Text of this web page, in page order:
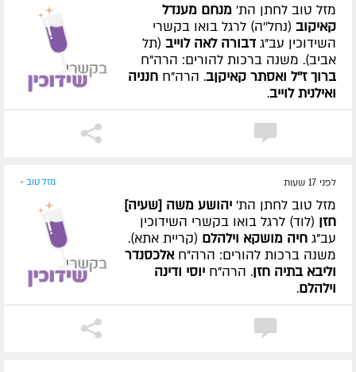
מזל טוב לחתן הת' מנחם מענדל
קאיקוב (נחל''ה) לרגל בואו בקשרי
השידוכין עב"ג דבורה לאה לוייב (תל
אביב). משנה ברכות להורים: הרה"ח
ברוך ז''ל ואסתר קאיקןב. הרה"ח חנניה
ואילנית לוייב.
לפני 17 שעות מזל טוב »
מזל טוב לחתן הת' יהושע משה [שעיה]
חזן (לוד) לרגל בואו בקשרי השידוכין
עב"ג חיה מושקא וילהלם (קריית אתא).
משנה ברכות להורים: הרה"חאלכסנדר
וליבא בתיה חזן. הרה"ח יוסי ודינה
וילהלם.